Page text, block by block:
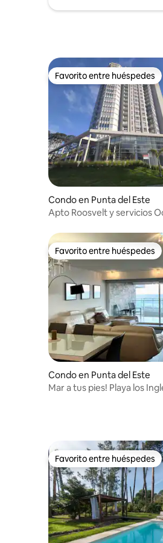
Favorito entre huéspedes
Favorito entre huéspedes
Condo en Punta del Este
Apto Roosvelt y servicios
Favorito entre huéspedes
Favorito entre huéspedes
Condo en Punta del Este
Mar a tus pies!
Favorito entre huéspedes
Favorito entre huéspedes